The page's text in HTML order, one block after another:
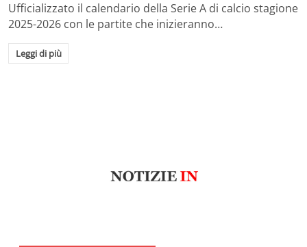
Ufficializzato il calendario della Serie A di calcio stagione
2025-2026 con le partite che inizieranno…
Leggi di più